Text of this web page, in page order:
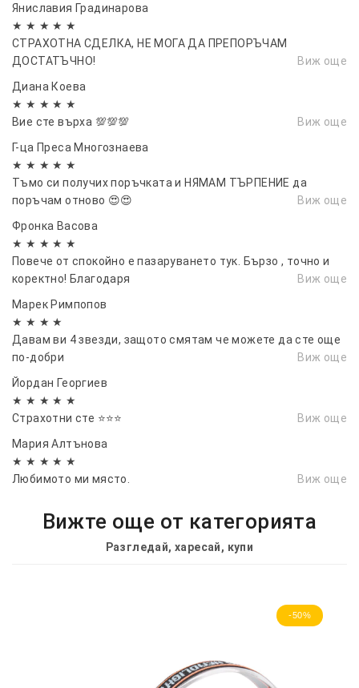
Яниславия Градинарова
★ ★ ★ ★ ★
СТРАХОТНА СДЕЛКА, НЕ МОГА ДА ПРЕПОРЪЧАМ
ДОСТАТЪЧНО!
Виж още
Диана Коева
★ ★ ★ ★ ★
Вие сте върха 💯💯💯
Виж още
Г-ца Преса Многознаева
★ ★ ★ ★ ★
Тъмо си получих поръчката и НЯМАМ ТЪРПЕНИЕ да
поръчам отново 😍😍
Виж още
Фронка Васовa
★ ★ ★ ★ ★
Повече от спокойно е пазаруването тук. Бързо , точно и
коректно! Благодаря
Виж още
Марек Римпопов
★ ★ ★ ★
Давам ви 4 звезди, защото смятам че можете да сте още
по-добри
Виж още
Йордан Георгиев
★ ★ ★ ★ ★
Страхотни сте ⭐⭐⭐
Виж още
Мария Алтънова
★ ★ ★ ★ ★
Любимото ми място.
Виж още
Вижте още от категорията
Разгледай, харесай, купи
-50%